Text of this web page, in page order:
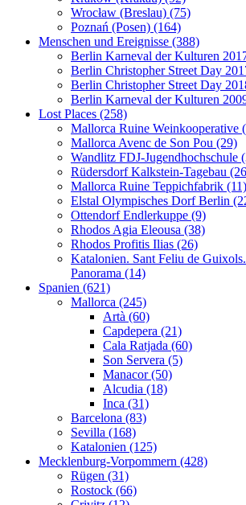
Wrocław (Breslau) (75)
Poznań (Posen) (164)
Menschen und Ereignisse (388)
Berlin Karneval der Kulturen
Berlin Christopher Street Day
Berlin Christopher Street Day
Berlin Karneval der Kulturen
Lost Places (258)
Mallorca Ruine Weinkooperative
Mallorca Avenc de Son Pou (29)
Wandlitz FDJ-Jugendhochschule
Rüdersdorf Kalkstein-Tagebau
Mallorca Ruine Teppichfabrik (11)
Elstal Olympisches Dorf Berlin
Ottendorf Endlerkuppe (9)
Rhodos Agia Eleousa (38)
Rhodos Profitis Ilias (26)
Katalonien. Sant Feliu de
Panorama (14)
Spanien (621)
Mallorca (245)
Artà (60)
Capdepera (21)
Cala Ratjada (60)
Son Servera (5)
Manacor (50)
Alcudia (18)
Inca (31)
Barcelona (83)
Sevilla (168)
Katalonien (125)
Mecklenburg-Vorpommern (428)
Rügen (31)
Rostock (66)